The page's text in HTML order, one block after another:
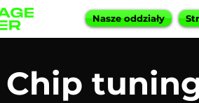
Nasze oddziały
Chip